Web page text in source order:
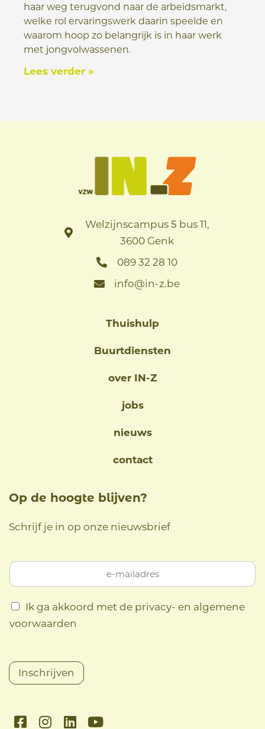
haar weg terugvond naar de arbeidsmarkt,
welke rol ervaringswerk daarin speelde en
waarom hoop zo belangrijk is in haar werk
met jongvolwassenen.
Lees verder »
Welzijnscampus 5 bus 11,
3600 Genk
089 32 28 10
info@in-z.be
Thuishulp
Buurtdiensten
over IN-Z
jobs
nieuws
contact
Op de hoogte blijven?
Schrijf je in op onze nieuwsbrief
Ik ga akkoord met de privacy- en algemene
voorwaarden
Inschrijven
F
I
L
Y